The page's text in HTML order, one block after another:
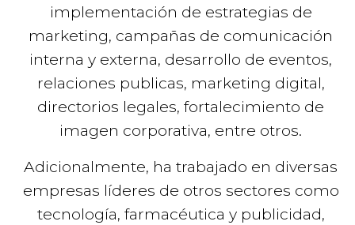
implementación de estrategias de
marketing, campañas de comunicación
interna y externa, desarrollo de eventos,
relaciones publicas, marketing digital,
directorios legales, fortalecimiento de
imagen corporativa, entre otros.
Adicionalmente, ha trabajado en diversas
empresas líderes de otros sectores como
tecnología, farmacéutica y publicidad,